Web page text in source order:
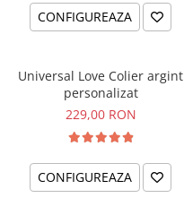
CONFIGUREAZA
Universal Love Colier argint
personalizat
229,00 RON
CONFIGUREAZA